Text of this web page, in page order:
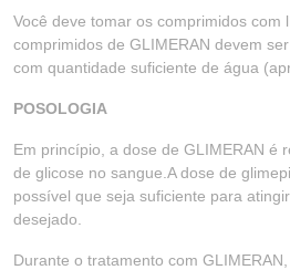
Você deve tomar os comprimidos com
comprimidos de GLIMERAN devem
com quantidade suficiente de água
POSOLOGIA
Em princípio, a dose de GLIMERAN é
de glicose no sangue.A dose de
possível que seja suficiente para
desejado.
Durante o tratamento com